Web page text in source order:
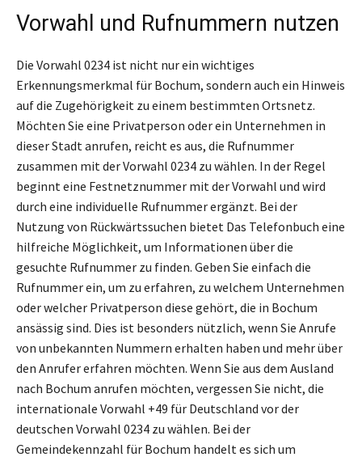
Vorwahl und Rufnummern nutzen
Die Vorwahl 0234 ist nicht nur ein wichtiges
Erkennungsmerkmal für Bochum, sondern auch ein Hinweis
auf die Zugehörigkeit zu einem bestimmten Ortsnetz.
Möchten Sie eine Privatperson oder ein Unternehmen in
dieser Stadt anrufen, reicht es aus, die Rufnummer
zusammen mit der Vorwahl 0234 zu wählen. In der Regel
beginnt eine Festnetznummer mit der Vorwahl und wird
durch eine individuelle Rufnummer ergänzt. Bei der
Nutzung von Rückwärtssuchen bietet Das Telefonbuch eine
hilfreiche Möglichkeit, um Informationen über die
gesuchte Rufnummer zu finden. Geben Sie einfach die
Rufnummer ein, um zu erfahren, zu welchem Unternehmen
oder welcher Privatperson diese gehört, die in Bochum
ansässig sind. Dies ist besonders nützlich, wenn Sie Anrufe
von unbekannten Nummern erhalten haben und mehr über
den Anrufer erfahren möchten. Wenn Sie aus dem Ausland
nach Bochum anrufen möchten, vergessen Sie nicht, die
internationale Vorwahl +49 für Deutschland vor der
deutschen Vorwahl 0234 zu wählen. Bei der
Gemeindekennzahl für Bochum handelt es sich um